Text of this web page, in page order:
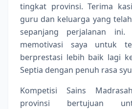
tingkat provinsi. Terima
guru dan keluarga yang
sepanjang perjalanan ini.
memotivasi saya untuk
berprestasi lebih baik lagi
Septia dengan penuh rasa
Kompetisi Sains
provinsi bertujuan